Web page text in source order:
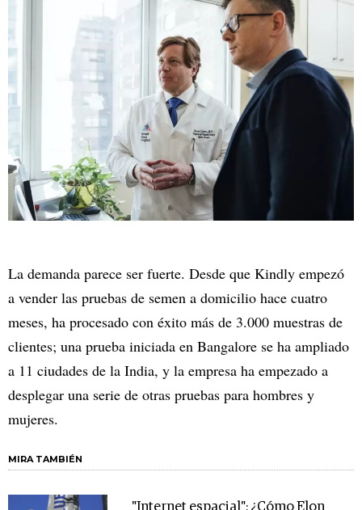
La demanda parece ser fuerte. Desde que Kindly empezó
a vender las pruebas de semen a domicilio hace cuatro
meses, ha procesado con éxito más de 3.000 muestras de
clientes; una prueba iniciada en Bangalore se ha ampliado
a 11 ciudades de la India, y la empresa ha empezado a
desplegar una serie de otras pruebas para hombres y
mujeres.
MIRA TAMBIÉN
"Internet espacial": ¿Cómo Elon